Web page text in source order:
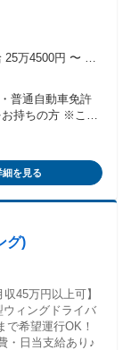
万4500円 〜 固
われるその他手
定あり） ・住宅
普通自動車免許
お持ちの方 ※これ
お持ちの方 ・ア
ェンジしたい方
ラーでの勤務経
た方歓迎 ■第二
知識も大切にな
ジになります！
で、 土日祝休み
細を見る
グ)
45万円以上可】
ィングドライバ
で希望運行OK！
・日当支給あり♪